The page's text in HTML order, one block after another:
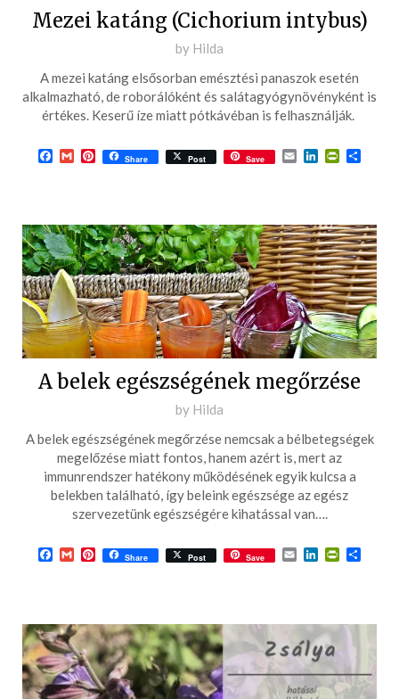
Mezei katáng (Cichorium intybus)
Posted
2017-
04-
by Hilda
A mezei katáng elsősorban emésztési panaszok esetén
alkalmazható, de roborálóként és salátagyógynövényként is
értékes. Keserű íze miatt pótkávéban is felhasználják.
Facebook
GmailPinterest
Share Post Save EmailLinkedIn
A belek egészségének megőrzése
Posted
on
2017-
03-
19
by Hilda
A belek egészségének megőrzése nemcsak a bélbetegségek
megelőzése miatt fontos, hanem azért is, mert az
immunrendszer hatékony működésének egyik kulcsa a
belekben található, így beleink egészsége az egész
szervezetünk egészségére kihatással van….
Facebook
GmailPinterest
Share Post Save EmailLinkedIn